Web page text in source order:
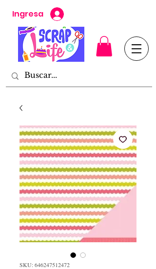
Ingresa
SKU: 646247512472